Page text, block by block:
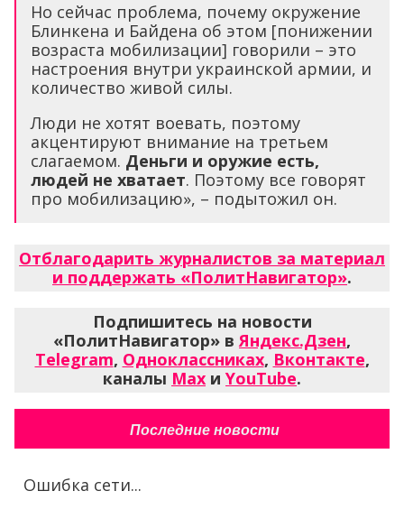
Но сейчас проблема, почему окружение
Блинкена и Байдена об этом [понижении
возраста мобилизации] говорили – это
настроения внутри украинской армии, и
количество живой силы.
Люди не хотят воевать, поэтому
акцентируют внимание на третьем
слагаемом. Деньги и оружие есть,
людей не хватает. Поэтому все говорят
про мобилизацию», – подытожил он.
Отблагодарить журналистов за материал
и поддержать «ПолитНавигатор».
Подпишитесь на новости
«ПолитНавигатор» вЯндекс.Дзен,
Telegram, Одноклассниках, Вконтакте,
каналы Max и YouTube.
Последние новости
Ошибка сети...